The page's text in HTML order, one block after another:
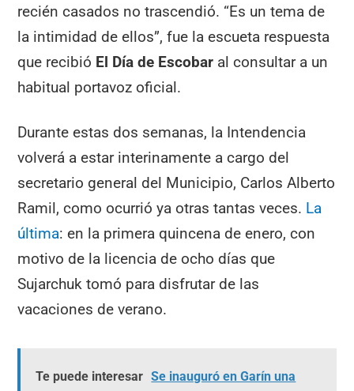
recién casados no trascendió. “Es un tema de
la intimidad de ellos”, fue la escueta respuesta
que recibió El Día de Escobar al consultar a un
habitual portavoz oficial.
Durante estas dos semanas, la Intendencia
volverá a estar interinamente a cargo del
secretario general del Municipio, Carlos Alberto
Ramil, como ocurrió ya otras tantas veces. La
última: en la primera quincena de enero, con
motivo de la licencia de ocho días que
Sujarchuk tomó para disfrutar de las
vacaciones de verano.
Te puede interesar Se inauguró en Garín una